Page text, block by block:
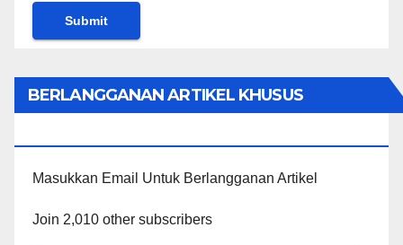
BERLANGGANAN ARTIKEL KHUSUS
Masukkan Email Untuk Berlangganan Artikel
Join 2,010 other subscribers